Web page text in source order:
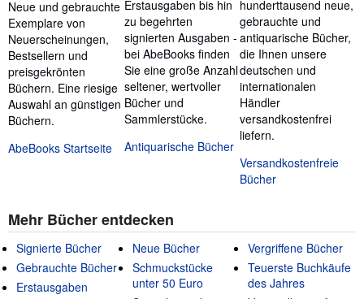
Neue und gebrauchte
Exemplare von
Neuerscheinungen,
Bestsellern und
preisgekrönten
Büchern. Eine riesige
Auswahl an günstigen
Büchern.
AbeBooks Startseite
Erstausgaben bis hin
zu begehrten
signierten Ausgaben -
bei AbeBooks finden
Sie eine große Anzahl
seltener, wertvoller
Bücher und
Sammlerstücke.
Antiquarische Bücher
hunderttausend neue,
gebrauchte und
antiquarische Bücher,
die Ihnen unsere
deutschen und
internationalen
Händler
versandkostenfrei
liefern.
Versandkostenfreie
Bücher
Mehr Bücher entdecken
Signierte Bücher
Gebrauchte Bücher
Erstausgaben
Neue Bücher
Schmuckstücke
unter 50 Euro
Vergriffene Bücher
Teuerste Buchkäufe
des Jahres